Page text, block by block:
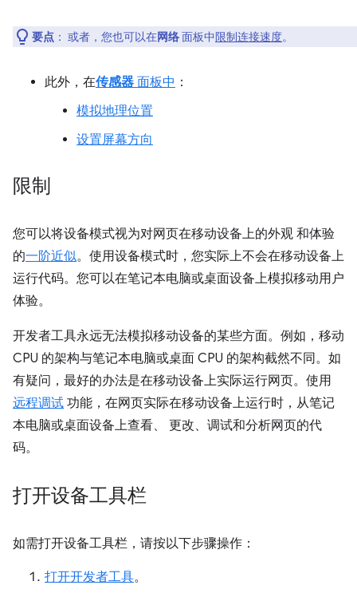
要点 ： 或者，您也可以在网络面板中限制连接速度。
此外，在传感器 面板中 ：
模拟地理位置
设置屏幕方向
限制
您可以将设备模式视为对网页在移动设备上的外观 和体验
的一阶近似。使用设备模式时，您实际上不会在移动设备上
运行代码。您可以在笔记本电脑或桌面设备上模拟移动用户
体验。
开发者工具永远无法模拟移动设备的某些方面。例如，移动
CPU 的架构与笔记本电脑或桌面 CPU 的架构截然不同。如
有疑问，最好的办法是在移动设备上实际运行网页。使用
远程调试 功能，在网页实际在移动设备上运行时，从笔记
本电脑或桌面设备上查看、 更改、调试和分析网页的代
码。
打开设备工具栏
如需打开设备工具栏，请按以下步骤操作：
打开开发者工具。